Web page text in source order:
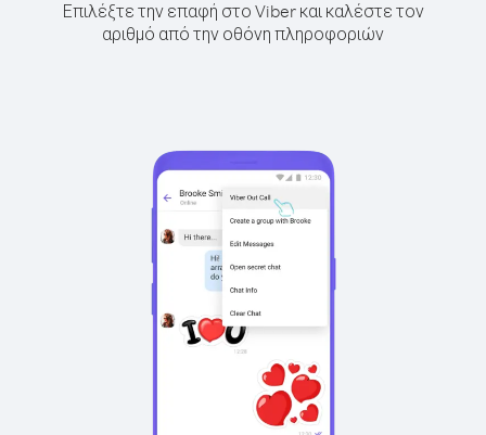
Επιλέξτε την επαφή στο Viber και καλέστε τον
αριθμό από την οθόνη πληροφοριών